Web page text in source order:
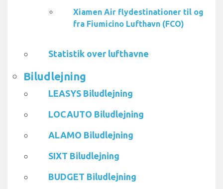
Xiamen Air flydestinationer til og
fra Fiumicino Lufthavn (FCO)
Statistik over lufthavne
Biludlejning
LEASYS Biludlejning
LOCAUTO Biludlejning
ALAMO Biludlejning
SIXT Biludlejning
BUDGET Biludlejning